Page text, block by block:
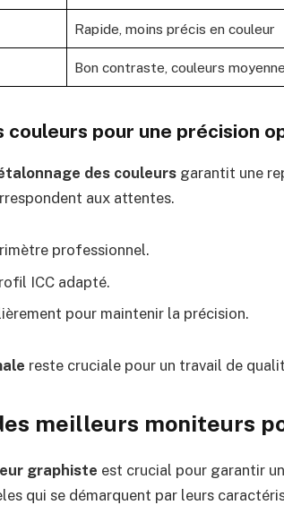
Rapide, moins précis en couleur
Bon contraste, couleurs
couleurs pour une précision
des couleurs garantit une
aux attentes.
professionnel.
ICC adapté.
pour maintenir la précision.
reste cruciale pour un travail de
meilleurs moniteurs
graphiste est crucial pour garantir
qui se démarquent par leurs